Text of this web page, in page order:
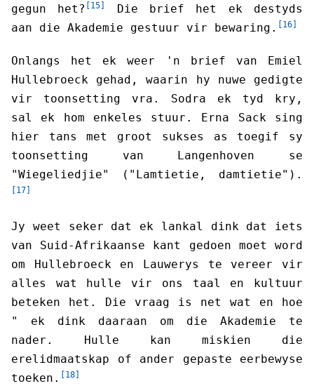
gegun het?
[15]
Die brief het ek destyds
aan die Akademie gestuur vir bewaring.
[16]
Onlangs het ek weer 'n brief van Emiel
Hullebroeck gehad, waarin hy nuwe gedigte
vir toonsetting vra. Sodra ek tyd kry,
sal ek hom enkeles stuur. Erna Sack sing
hier tans met groot sukses as toegif sy
toonsetting van Langenhoven se
"Wiegeliedjie" ("Lamtietie, damtietie").
[17]
Jy weet seker dat ek lankal dink dat iets
van Suid-Afrikaanse kant gedoen moet word
om Hullebroeck en Lauwerys te vereer vir
alles wat hulle vir ons taal en kultuur
beteken het. Die vraag is net wat en hoe
" ek dink daaraan om die Akademie te
nader. Hulle kan miskien die
erelidmaatskap of ander gepaste eerbewyse
toeken.
[18]